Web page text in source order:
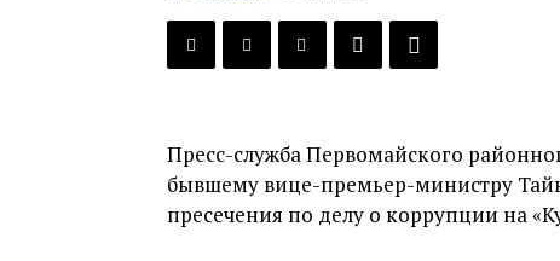
Кыргызстана
Пресс-служба Первомайского
бывшему вице-премьер-министру
пресечения по делу о коррупции на